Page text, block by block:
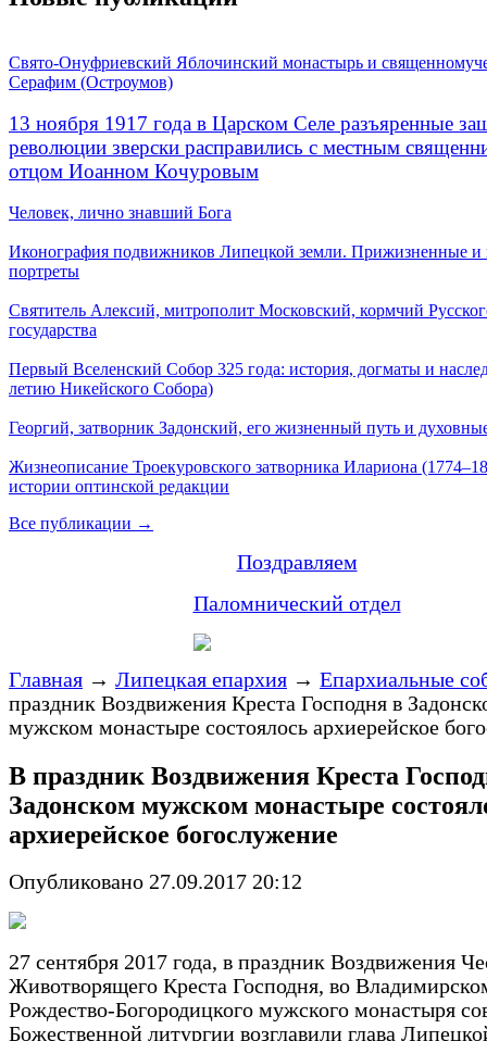
Свято-Онуфриевский Яблочинский монастырь и
Серафим (Остроумов)
13 ноября 1917 года в Царском Селе разъяренные
революции зверски расправились с местным
отцом Иоанном Кочуровым
Человек, лично знавший Бога
Иконография подвижников Липецкой земли. Прижизненные и
портреты
Святитель Алексий, митрополит Московский, кормчий
государства
Первый Вселенский Собор 325 года: история, догматы и
летию Никейского Собора)
Георгий, затворник Задонский, его жизненный путь и
Жизнеописание Троекуровского затворника Илариона
истории оптинской редакции
Все публикации →
Поздравляем
Паломнический отдел
Главная → Липецкая епархия → Епархиальные
праздник Воздвижения Креста Господня в
мужском монастыре состоялось архиерейское
В праздник Воздвижения Креста
Задонском мужском монастыре
архиерейское богослужение
Опубликовано 27.09.2017 20:12
27 сентября 2017 года, в праздник Воздвижения
Животворящего Креста Господня, во
Рождество-Богородицкого мужского монастыря
Божественной литургии возглавили глава